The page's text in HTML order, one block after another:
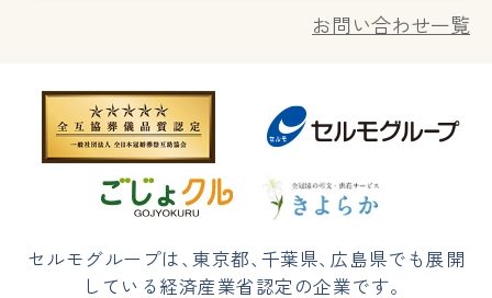
お問い合わせ一覧
セルモグループは、東京都、 千葉県、 広島県でも展開
している経済産業省認定の企業です。